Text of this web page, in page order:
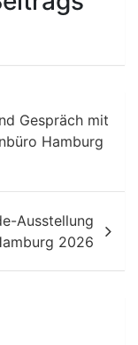
Gespräch mit
Hamburg
Ausstellung
2026